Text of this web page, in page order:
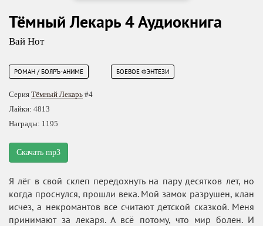
Тёмный Лекарь 4 Аудиокнига
Вай Нот
РОМАН / БОЯРЪ-АНИМЕ БОЕВОЕ ФЭНТЕЗИ
Серия Тёмный Лекарь #4
Лайки: 4813
Награды: 1195
Скачать mp3
Я лёг в свой склеп передохнуть на пару десятков лет, но
когда проснулся, прошли века. Мой замок разрушен, клан
исчез, а некромантов все считают детской сказкой. Меня
принимают за лекаря. А всё потому, что мир болен. И